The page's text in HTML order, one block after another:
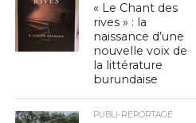
« Le Chant des
rives » : la
naissance d’une
nouvelle voix de
la littérature
burundaise
PUBLI-REPORTAGE